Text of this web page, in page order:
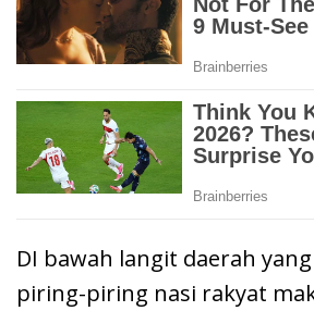
DI bawah langit daerah
piring-piring nasi rakyat